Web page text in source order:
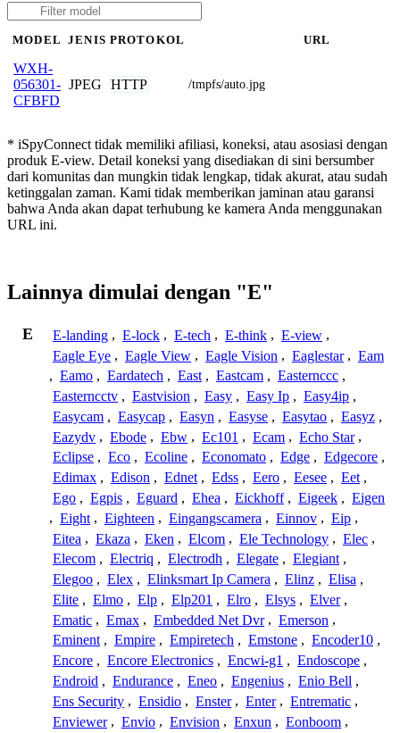
MODEL JENIS PROTOKOL URL
WXH-
056301-
CFBFD
JPEG HTTP /tmpfs/auto.jpg
* iSpyConnect tidak memiliki afiliasi, koneksi, atau asosiasi dengan
produk E-view. Detail koneksi yang disediakan di sini bersumber
dari komunitas dan mungkin tidak lengkap, tidak akurat, atau sudah
ketinggalan zaman. Kami tidak memberikan jaminan atau garansi
bahwa Anda akan dapat terhubung ke kamera Anda menggunakan
URL ini.
Lainnya dimulai dengan "E"
E E-landing , E-lock , E-tech , E-think , E-view ,
Eagle Eye , Eagle View , Eagle Vision , Eaglestar , Eam
, Eamo , Eardatech , East , Eastcam , Easternccc ,
Easterncctv , Eastvision , Easy , Easy Ip , Easy4ip ,
Easycam , Easycap , Easyn , Easyse , Easytao , Easyz ,
Eazydv , Ebode , Ebw , Ec101 , Ecam , Echo Star ,
Eclipse , Eco , Ecoline , Economato , Edge , Edgecore ,
Edimax , Edison , Ednet , Edss , Eero , Eesee , Eet ,
Ego , Egpis , Eguard , Ehea , Eickhoff , Eigeek , Eigen
, Eight , Eighteen , Eingangscamera , Einnov , Eip ,
Eitea , Ekaza , Eken , Elcom , Ele Technology , Elec ,
Elecom , Electriq , Electrodh , Elegate , Elegiant ,
Elegoo , Elex , Elinksmart Ip Camera , Elinz , Elisa ,
Elite , Elmo , Elp , Elp201 , Elro , Elsys , Elver ,
Ematic , Emax , Embedded Net Dvr , Emerson ,
Eminent , Empire , Empiretech , Emstone , Encoder10 ,
Encore , Encore Electronics , Encwi-g1 , Endoscope ,
Endroid , Endurance , Eneo , Engenius , Enio Bell ,
Ens Security , Ensidio , Enster , Enter , Entrematic ,
Enviewer , Envio , Envision , Enxun , Eonboom ,